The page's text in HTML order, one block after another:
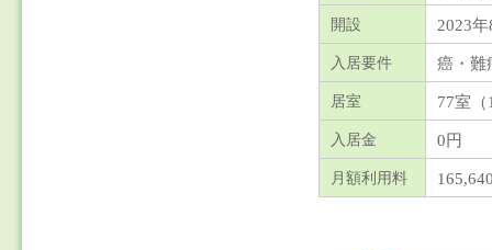
開設 2023
入居要件 癌・難
居室 77室
入居金 0円
月額利用料